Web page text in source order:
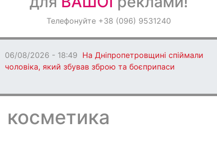
ОголошенняТелефонуйте +38 (096) 9531240
06/08/2026 - 18:49 На Дніпропетровщині спіймали
чоловіка, який збував зброю та боєприпаси
косметика